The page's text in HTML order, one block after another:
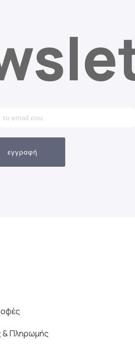
εγγραφή
& Πληρωμής